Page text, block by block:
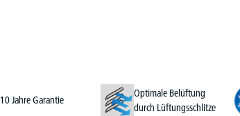
10 Jahre Garantie
Optimale Belüftung
durch Lüftungsschlitze